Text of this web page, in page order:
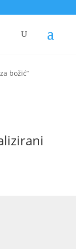
božić”